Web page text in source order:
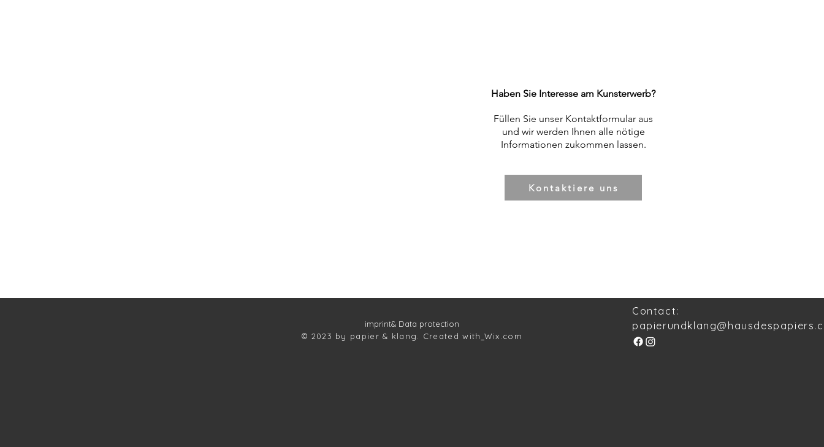
Haben Sie Interesse am Kunsterwerb?
Füllen Sie unser Kontaktformular aus
und wir werden Ihnen alle nötige
Informationen zukommen lassen.
Kontaktiere uns
imprint& Data protection
© 2023 by papier & klang. Created with Wix.com
Contact: